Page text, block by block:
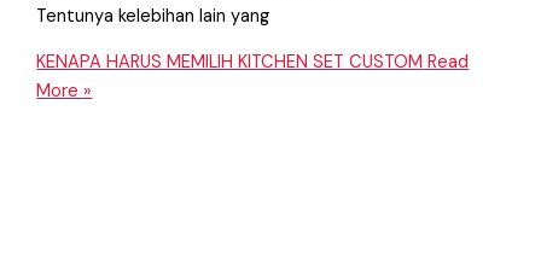
Tentunya kelebihan lain yang
KENAPA HARUS MEMILIH KITCHEN SET CUSTOM Read
More »